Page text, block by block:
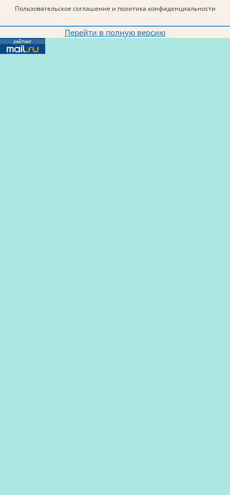
Пользовательское соглашение и политика конфиденциальности
Перейти в полную версию